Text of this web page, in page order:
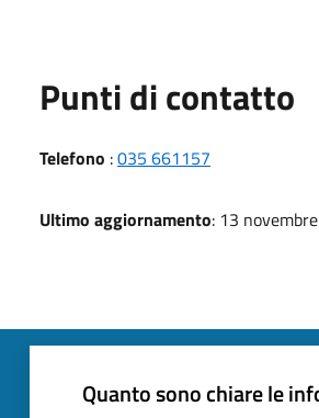
Punti di contatto
Telefono :035 661157
Ultimo aggiornamento: 13
Quanto sono chiare le